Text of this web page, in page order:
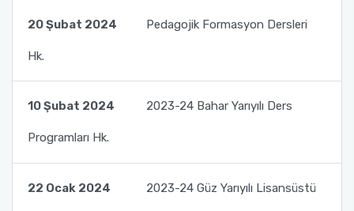
20 Şubat 2024 Pedagojik Formasyon Dersleri
Hk.
10 Şubat 2024 2023-24 Bahar Yarıyılı Ders
Programları Hk.
22 Ocak 2024 2023-24 Güz Yarıyılı Lisansüstü